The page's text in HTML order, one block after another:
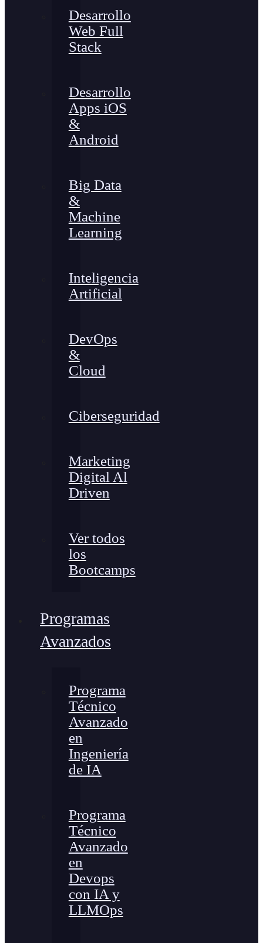
Desarrollo
Web Full
Stack
Desarrollo
Apps iOS
&
Android
Big Data
&
Machine
Learning
Inteligencia
Artificial
DevOps
&
Cloud
Ciberseguridad
Marketing
Digital Al
Driven
Ver todos
los
Bootcamps
Programas
Avanzados
Programa
Técnico
Avanzado
en
Ingeniería
de IA
Programa
Técnico
Avanzado
en
Devops
con IA y
LLMOps